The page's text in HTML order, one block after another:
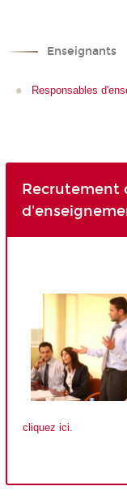
Enseignants
Responsables
Recrutement
cliquez ici.